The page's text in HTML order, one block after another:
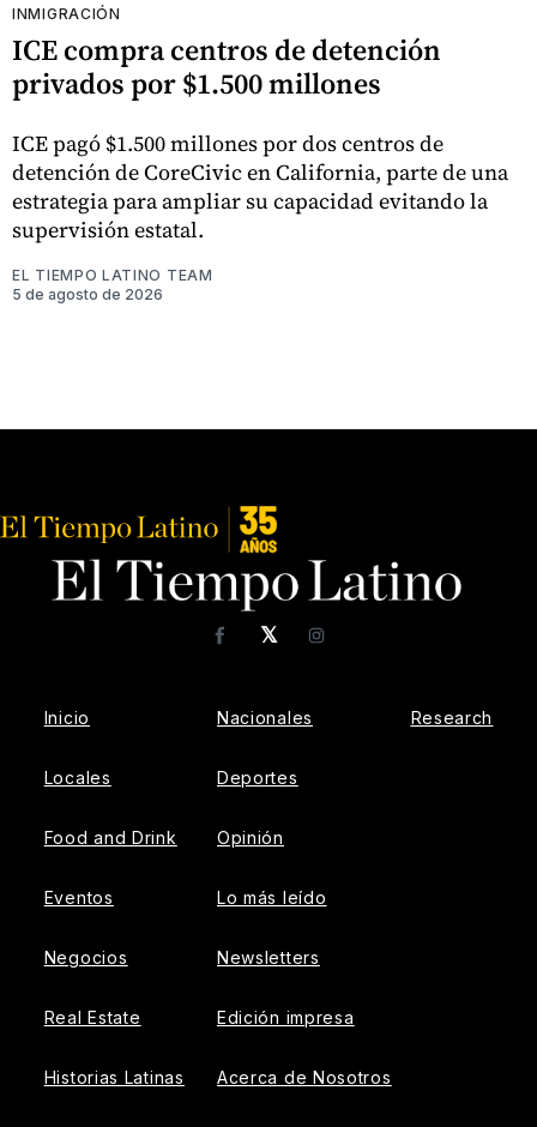
INMIGRACIÓN
ICE compra centros de detención
privados por $1.500 millones
ICE pagó $1.500 millones por dos centros de
detención de CoreCivic en California, parte de una
estrategia para ampliar su capacidad evitando la
supervisión estatal.
EL TIEMPO LATINO TEAM
5 de agosto de 2026
𝕏
FacebookInstagram
Inicio
Locales
Food and Drink
Eventos
Negocios
Real Estate
Historias Latinas
Nacionales
Deportes
Opinión
Lo más leído
Newsletters
Edición impresa
Acerca de Nosotros
Research